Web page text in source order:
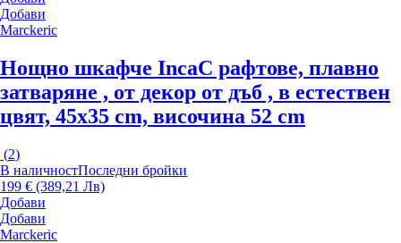
Добави
Marckeric
Нощно шкафче IncaС рафтове, плавно
затваряне , от декор от дъб , в естествен
цвят, 45x35 cm, височина 52 cm
(2)
В наличностПоследни бройки
199 € (389,21 Лв)
Добави
Добави
Marckeric